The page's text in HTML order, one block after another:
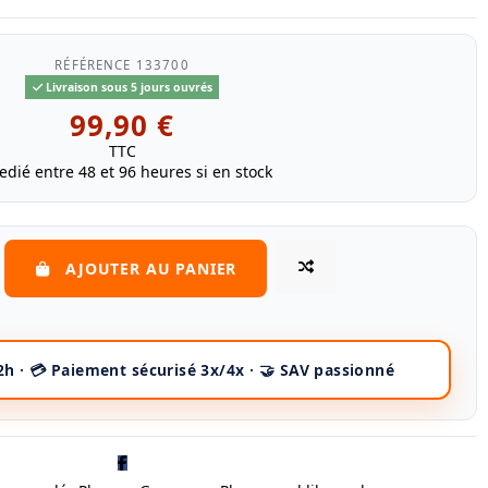
RÉFÉRENCE 133700
Livraison sous 5 jours ouvrés
99,90 €
TTC
entre 48 et 96 heures si en stock
AJOUTER AU PANIER